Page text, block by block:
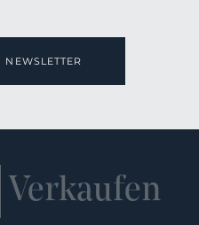
Verkaufen